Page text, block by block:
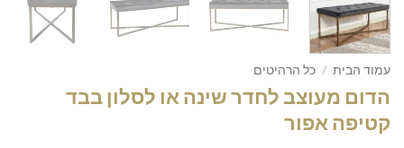
עמוד הבית / כל הרהיטים
הדום מעוצב לחדר שינה או לסלון בבד
קטיפה אפור